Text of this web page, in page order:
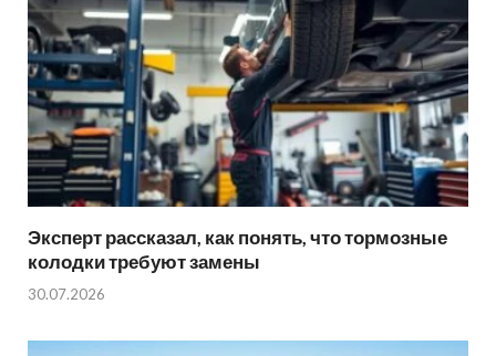
Эксперт рассказал, как понять, что тормозные
колодки требуют замены
30.07.2026